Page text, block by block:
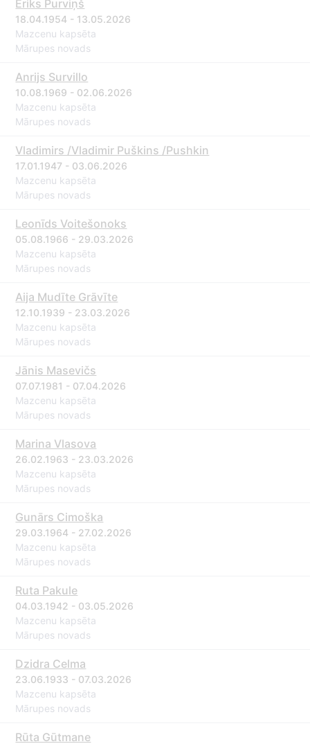
Ēriks Purviņš
18.04.1954 - 13.05.2026
Mazcenu kapsēta
Mārupes novads
Anrijs Survillo
10.08.1969 - 02.06.2026
Mazcenu kapsēta
Mārupes novads
Vladimirs /Vladimir Puškins /Pushkin
17.01.1947 - 03.06.2026
Mazcenu kapsēta
Mārupes novads
Leonīds Voitešonoks
05.08.1966 - 29.03.2026
Mazcenu kapsēta
Mārupes novads
Aija Mudīte Grāvīte
12.10.1939 - 23.03.2026
Mazcenu kapsēta
Mārupes novads
Jānis Masevičs
07.07.1981 - 07.04.2026
Mazcenu kapsēta
Mārupes novads
Marina Vlasova
26.02.1963 - 23.03.2026
Mazcenu kapsēta
Mārupes novads
Gunārs Cimoška
29.03.1964 - 27.02.2026
Mazcenu kapsēta
Mārupes novads
Ruta Pakule
04.03.1942 - 03.05.2026
Mazcenu kapsēta
Mārupes novads
Dzidra Celma
23.06.1933 - 07.03.2026
Mazcenu kapsēta
Mārupes novads
Rūta Gūtmane